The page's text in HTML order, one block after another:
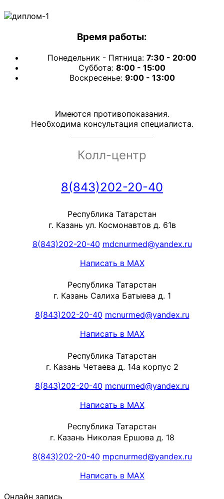
Время работы:
Понедельник - Пятница: 7:30 - 20:00
Суббота: 8:00 - 15:00
Воскресенье: 9:00 - 13:00
Имеются противопоказания.
Необходима консультация специалиста.
Колл-центр
8(843)202-20-40
Республика Татарстан
г. Казань ул. Космонавтов д. 61в
8(843)202-20-40 mdcnurmed@yandex.ru
Написать в MAX
Республика Татарстан
г. Казань Салиха Батыева д. 1
8(843)202-20-40 mcnurmed@yandex.ru
Написать в MAX
Республика Татарстан
г. Казань Четаева д. 14а корпус 2
8(843)202-20-40 mcnurmed@yandex.ru
Написать в MAX
Республика Татарстан
г. Казань Николая Ершова д. 18
8(843)202-20-40 mpcnurmed@yandex.ru
Написать в MAX
Онлайн запись